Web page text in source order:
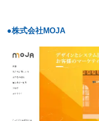
●株式会社MOJA